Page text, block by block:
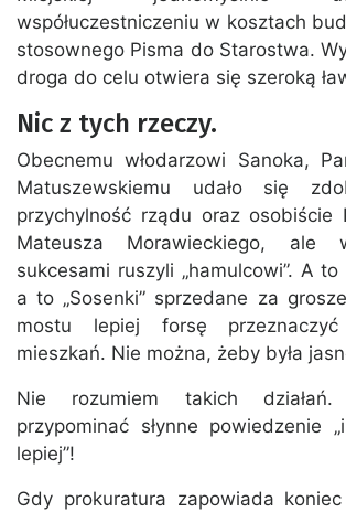
współuczestniczeniu w kosztach
stosownego Pisma do Starostwa.
droga do celu otwiera się szeroką
Nic z tych rzeczy.
Obecnemu włodarzowi Sanoka,
Matuszewskiemu udało się
przychylność rządu oraz osobiście
Mateusza Morawieckiego,
sukcesami ruszyli „hamulcowi”. A
a to „Sosenki” sprzedane za
mostu lepiej forsę
mieszkań. Nie można, żeby była
Nie rozumiem takich
przypominać słynne powiedzenie
lepiej”!
Gdy prokuratura zapowiada